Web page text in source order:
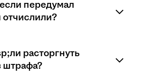
передумал
отчислили?
расторгает договор.
специальность,
расторгнуть
штрафа?